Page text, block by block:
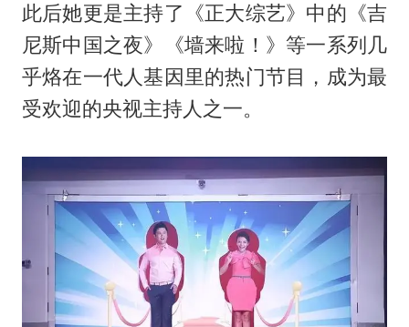
此后她更是主持了《正大综艺》中的《吉
尼斯中国之夜》《墙来啦！》等一系列几
乎烙在一代人基因里的热门节目，成为最
受欢迎的央视主持人之一。